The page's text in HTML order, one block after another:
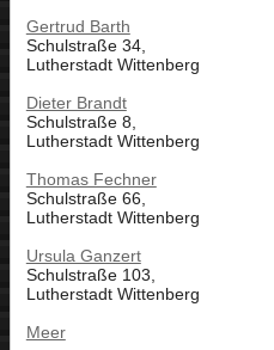
Gertrud Barth
Schulstraße 34,
Lutherstadt Wittenberg
Dieter Brandt
Schulstraße 8,
Lutherstadt Wittenberg
Thomas Fechner
Schulstraße 66,
Lutherstadt Wittenberg
Ursula Ganzert
Schulstraße 103,
Lutherstadt Wittenberg
Meer